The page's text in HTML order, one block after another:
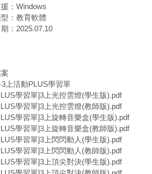
：Windows
：教育軟體
：2025.07.10
上活動PLUS學習單
學習單]3上光控雲燈(學生版).pdf
學習單]3上光控雲燈(教師版).pdf
學習單]3上旋轉音樂盒(學生版).pdf
學習單]3上旋轉音樂盒(教師版).pdf
學習單]3上閃閃動人(學生版).pdf
學習單]3上閃閃動人(教師版).pdf
學習單]3上頂尖對決(學生版).pdf